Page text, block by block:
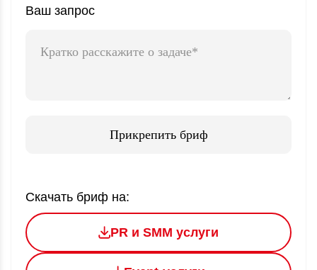
Ваш запрос
Прикрепить бриф
Скачать бриф на:
PR и SMM услуги